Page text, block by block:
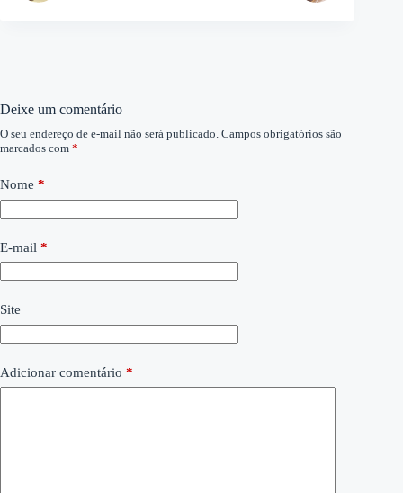
Deixe um comentário
O seu endereço de e-mail não será publicado. Campos obrigatórios são
marcados com *
Nome *
E-mail *
Site
Adicionar comentário *